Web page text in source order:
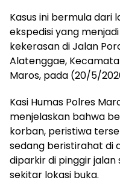
Kasus ini bermula dari
ekspedisi yang
kekerasan di Jalan
Alatenggae,
Maros, pada (20/5/
Kasi Humas Polres
menjelaskan bahwa
korban, peristiwa
sedang beristirahat di
diparkir di pinggir
sekitar lokasi buka.